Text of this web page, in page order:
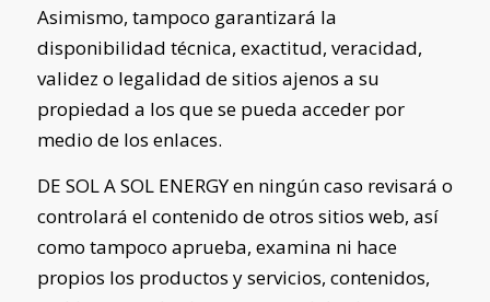
Asimismo, tampoco garantizará la
disponibilidad técnica, exactitud, veracidad,
validez o legalidad de sitios ajenos a su
propiedad a los que se pueda acceder por
medio de los enlaces.
DE SOL A SOL ENERGYen ningún caso revisará o
controlará el contenido de otros sitios web, así
como tampoco aprueba, examina ni hace
propios los productos y servicios, contenidos,